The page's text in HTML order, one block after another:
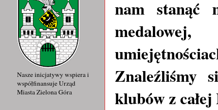
nam stanąć
Znaleźliśmy
klubów z
Nasze inicjatywy wspiera i
współfinansuje Urząd
Miasta Zielona Góra